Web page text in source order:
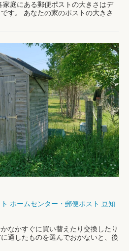
庭にある郵便ポストの大きさはデ
す。 あなたの家のポストの大きさ
ホームセンター ・ 郵便ポスト 豆知
なかすぐに買い替えたり交換したり
適したものを選んでおかないと、後